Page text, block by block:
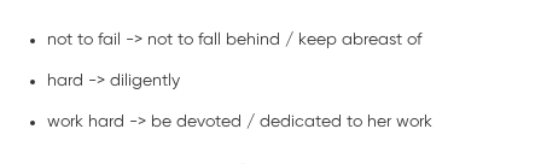
not to fail -> not to fall behind / keep abreast of
hard -> diligently
work hard -> be devoted / dedicated to her work